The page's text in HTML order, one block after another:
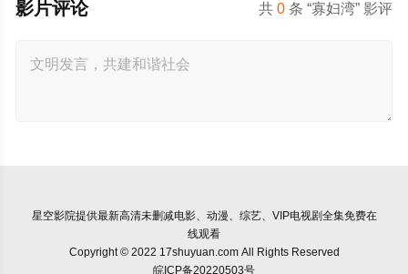
共0 条 “寡妇湾” 影评
影片评论
星空影院提供最新高清未删减电影、动漫、综艺、VIP电视剧全集免费在
线观看
Copyright © 2022 17shuyuan.com All Rights Reserved
皖ICP备20220503号